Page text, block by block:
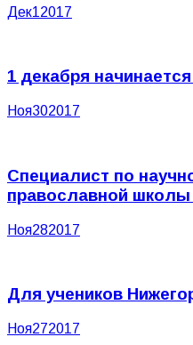
Дек12017
1 декабря
Ноя302017
Специалист по
православной
Ноя282017
Для учеников
Ноя272017